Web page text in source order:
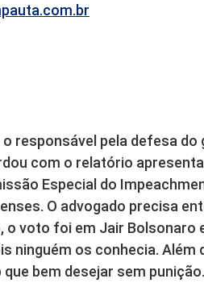
responsável pela defesa do
com o relatório
Especial do
O advogado precisa
voto foi em Jair Bolsonaro
ninguém os conhecia. Além
bem desejar sem punição.